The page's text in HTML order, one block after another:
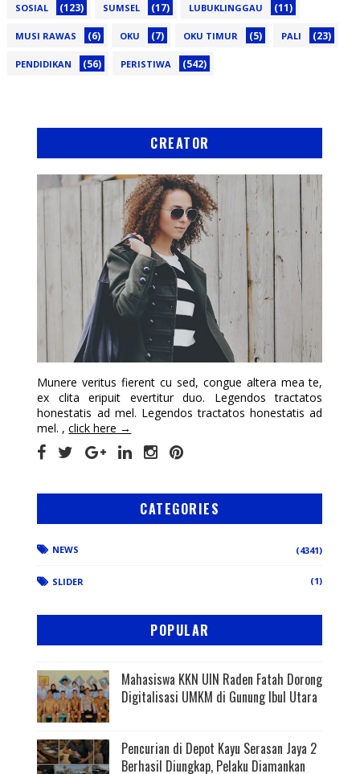
SOSIAL (123) SUMSEL (17) LUBUKLINGGAU (11)
MUSI RAWAS (6) OKU (7) OKU TIMUR (5) PALI (23)
PENDIDIKAN (56) PERISTIWA (542)
CREATOR
Munere veritus fierent cu sed, congue altera mea te,
ex clita eripuit evertitur duo. Legendos tractatos
honestatis ad mel. Legendos tractatos honestatis ad
mel. ,click here →
CATEGORIES
NEWS (4341)
SLIDER (1)
POPULAR
Mahasiswa KKN UIN Raden Fatah Dorong
Digitalisasi UMKM di Gunung Ibul Utara
Pencurian di Depot Kayu Serasan Jaya 2
Berhasil Diungkap, Pelaku Diamankan